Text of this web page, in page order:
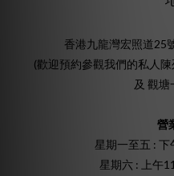
香港九龍灣宏照道25
(歡迎預約參觀我們的私人
及 觀塘
營
星期一至五 :
星期六 : 上午